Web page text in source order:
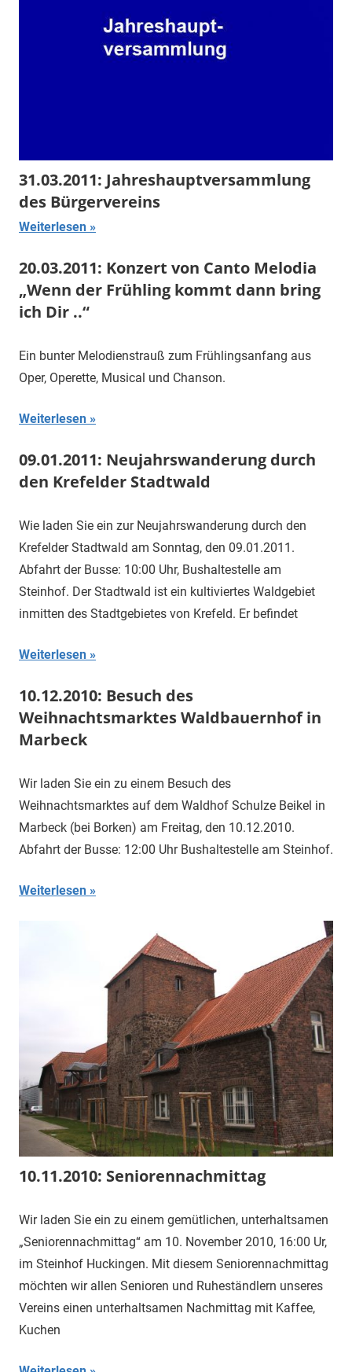
31.03.2011: Jahreshauptversammlung
des Bürgervereins
Weiterlesen
20.03.2011: Konzert von Canto Melodia
„Wenn der Frühling kommt dann bring
ich Dir ..“
Ein bunter Melodienstrauß zum Frühlingsanfang aus
Oper, Operette, Musical und Chanson.
Weiterlesen
09.01.2011: Neujahrswanderung durch
den Krefelder Stadtwald
Wie laden Sie ein zur Neujahrswanderung durch den
Krefelder Stadtwald am Sonntag, den 09.01.2011.
Abfahrt der Busse: 10:00 Uhr, Bushaltestelle am
Steinhof. Der Stadtwald ist ein kultiviertes Waldgebiet
inmitten des Stadtgebietes von Krefeld. Er befindet
Weiterlesen
10.12.2010: Besuch des
Weihnachtsmarktes Waldbauernhof in
Marbeck
Wir laden Sie ein zu einem Besuch des
Weihnachtsmarktes auf dem Waldhof Schulze Beikel in
Marbeck (bei Borken) am Freitag, den 10.12.2010.
Abfahrt der Busse: 12:00 Uhr Bushaltestelle am Steinhof.
Weiterlesen
10.11.2010: Seniorennachmittag
Wir laden Sie ein zu einem gemütlichen, unterhaltsamen
„Seniorennachmittag“ am 10. November 2010, 16:00 Ur,
im Steinhof Huckingen. Mit diesem Seniorennachmittag
möchten wir allen Senioren und Ruheständlern unseres
Vereins einen unterhaltsamen Nachmittag mit Kaffee,
Kuchen